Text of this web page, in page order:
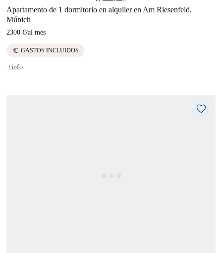
Apartamento de 1 dormitorio en alquiler en Am Riesenfeld,
Múnich
2300 €/al mes
euro GASTOS INCLUIDOS
+info